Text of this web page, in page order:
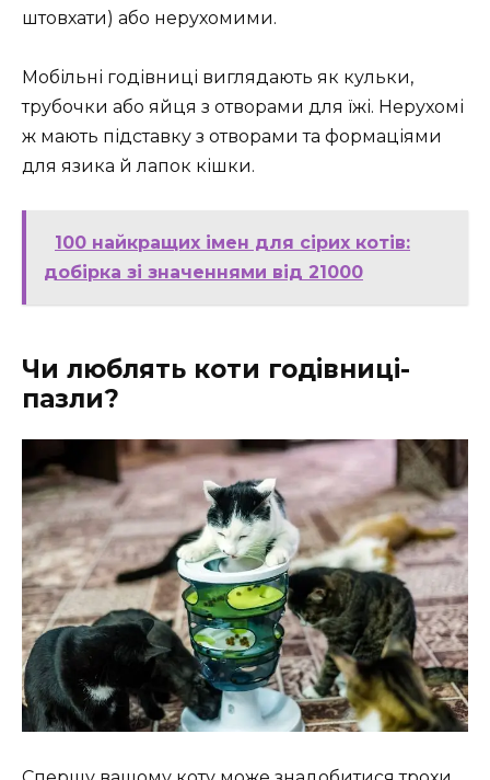
штовхати) або нерухомими.
Мобільні годівниці виглядають як кульки,
трубочки або яйця з отворами для їжі. Нерухомі
ж мають підставку з отворами та формаціями
для язика й лапок кішки.
100 найкращих імен для сірих котів:
добірка зі значеннями від 21000
Чи люблять коти годівниці-
пазли?